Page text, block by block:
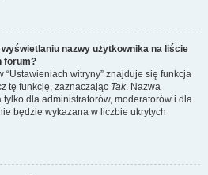
nazwy użytkownika na liście
forum?
“Ustawieniach witryny” znajduje się funkcja
tę funkcję, zaznaczając Tak. Nazwa
dla administratorów, moderatorów i dla
będzie wykazana w liczbie ukrytych